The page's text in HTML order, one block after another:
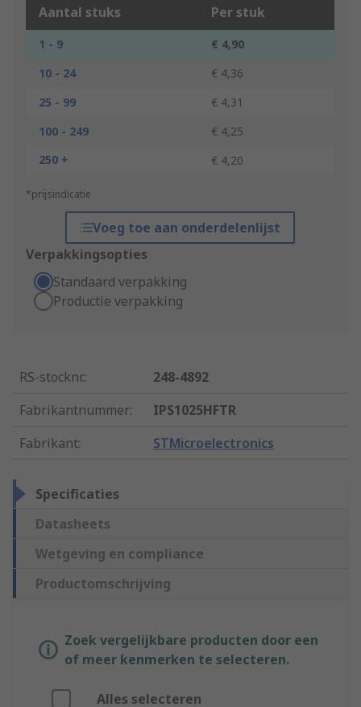
Aantal stuks Per stuk
1 - 9
€ 4,90
10 - 24
€ 4,36
25 - 99
€ 4,31
100 - 249
€ 4,25
250 +
€ 4,20
*prijsindicatie
Voeg toe aan onderdelenlijst
Verpakkingsopties
Standaard verpakking
Productie verpakking
RS-stocknr.:
248-4892
Fabrikantnummer:
IPS1025HFTR
Fabrikant: STMicroelectronics
Specificaties
Datasheets
Wetgeving en compliance
Productomschrijving
Zoek vergelijkbare producten door een
of meer kenmerken te selecteren.
Alles selecteren